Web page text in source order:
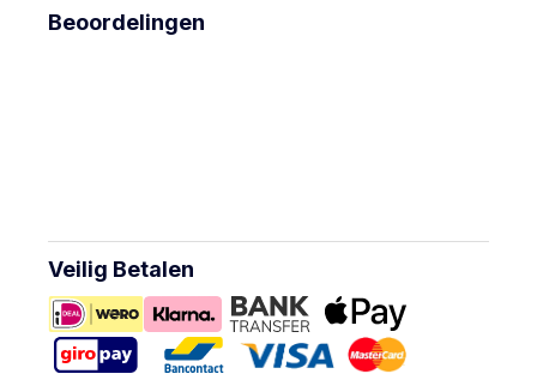
Beoordelingen
Veilig Betalen